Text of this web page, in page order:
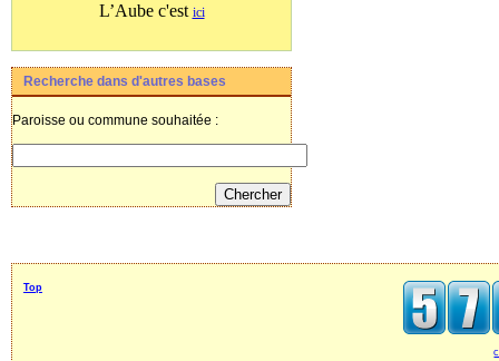
L’Aube c'est ici
Recherche dans d'autres bases
Paroisse ou commune souhaitée :
Top